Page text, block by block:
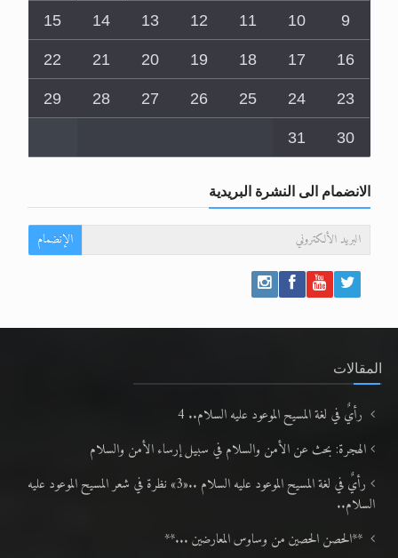
2
3
4
5
6
7
8
9
10
11
12
13
14
15
16
17
18
19
20
21
22
23
24
الانضمام الى النشرة البريدية
المقالات
رأيٌ في لغة المسيح الموعود عليه السلام.. 4
الهجرة: بحث عن الأمن والسلام في سبيل إرساء الأمن والسلام
السلام..